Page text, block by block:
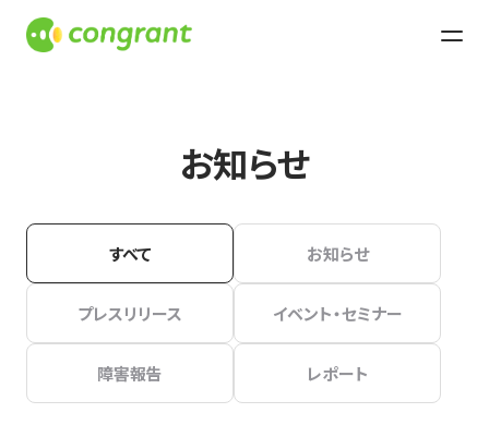
お知らせ
すべて お知らせ
プレスリリース イベント・セミナー
障害報告 レポート